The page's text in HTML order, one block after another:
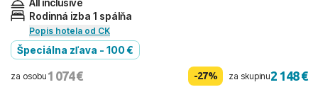
All inclusive
Rodinná izba 1 spálňa
Popis hotela od CK
Špeciálna zľava - 100 €
za osobu 1 074 € -27% za skupinu2 148 €